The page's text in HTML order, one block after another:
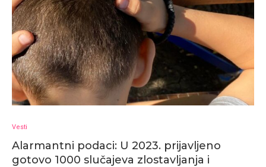
Vesti
Alarmantni podaci: U 2023. prijavljeno
gotovo 1000 slučajeva zlostavljanja i